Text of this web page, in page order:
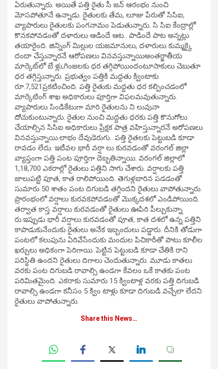
ఏరుతున్నారు. అయితే పత్తి రైతు సీ జన్ ఆరంభం నుంచి
మోసపోతూనే ఉన్నాడు. రైతులకు తేమ, లూజు పేరుతో సిసిఐ,
వ్యాపారులు రైతులకు పంగనామం పెడుతున్నారు. సి సిఐ కేంద్రాల్లో
కొనకపోవడంతో దళారులు ఆడిందే ఆట.. పాడిందే పాట అన్నట్లు
తయారైంది. జిన్నింగ్ మిల్లుల యజమానులు, దళారులు కుమ్మక్కై
దందా చేస్తున్నారనే ఆరోపణలు వినవస్తున్నాయిఅంతర్జాతీయ
మార్కెట్‌లో బే ళ్లు,గింజలకు ధర తగ్గిపోయిందంటూసాకులు చెబుతూ
ధర తగ్గిస్తున్నారు. ప్రభుత్వం పత్తికి మద్దతు క్వింటాకు
రూ.7,521ప్రకటించింది. పత్తి రైతుకు మద్దతు ధర కల్పించడంలో
మార్కెటింగ్ శాఖ అధికారులు పూర్తిగా విఫలమవుతున్నారు.
వ్యాపారులు సిండికేటుగా మారి రైతులను ని లువునా
దోచుకుంటున్నారు. రైతుల నుంచి మద్దతు ధరకు పత్తి కొనుగోలు
చేయాల్సిన సిసిఐ అధికారులు ప్రేక్షక పాత్ర వహిస్తున్నారనే అరోపణలు
వినవస్తున్నాయి.లాభం దేవుడెరుగు.. పత్తి రైతలకు పెట్టుబడి కూడా
రావడం లేదు. ఇటీవల భారీ వర్షా లు కురవడంతో వరంగల్ జిల్లా
వ్యాప్తంగా పత్తి పంట పూర్తిగా దెబ్బతిన్నాయి. వరంగల్ జిల్లాలో
1,18,700 ఎకరాల్లో రైతులు పత్తిని సాగు చేశారు. వర్షాలకు పత్తి
జాలుపట్టి పూత, కాత రాలిపోయింది. తెగుళ్లబారిన పడడంతో
సుమారు 50 శాతం పంట దిగుబడి తగ్గిందని రైతులు వాపోతున్నారు.
ప్రారంభంలో వర్షాలు కురవకపోవడంతో మొక్కదశలో ఎండిపోయింది.
తర్వాత కాస్త వర్షాలు కురవడంతో రైతులు ఊపిరి పీల్చుకున్నా
రు.ఇప్పుడు భారీ వర్షాలు కురవడంతో పూత, కాత దశలో ఉన్న పత్తిని
కాపాడుకునేందుకు రైతులు అనేక ఇబ్బందులు పడ్డారు. దీనికి తోడుగా
పంటలో కలుపును ఏరివేసేందుకు మందుల పిచికారీతో పాటు కూలీల
ఖర్చులు అధికంగా పెరిగాయి. పెట్టిన పెట్టుబడి కూడా చేతికి రాని
పరిస్థితి ఉందని రైతులు దిగాలు చెందుతున్నారు. మూడు కాతలు
వరకు పంట దిగుబడి రావాల్సి ఉండగా కేవలం ఒకే కాతకు పంట
పరిమితమైంది. ఎకరాకు సుమారు 15 క్వింటాళ్ల వరకు పత్తి దిగుబడి
రావాల్సి ఉండగా కనీసం 5 క్విం టాళ్లు కూడా దిగుబడి వచ్చేలా లేదని
రైతులు వాపోతున్నారు.
Share this News…